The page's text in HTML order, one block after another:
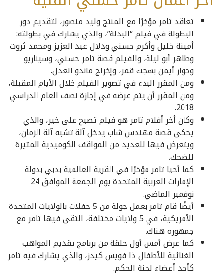
تعاقد تامر مؤخرًا مع المنتج وليد منصور، لتقديم دور
البطولة في فيلم “البدلة”، والذي يشارك في بطولته:
أمينة خليل وأكرم حسني ودلال عبد العزيز ومحمد ثروت
وطاهر أبو ليلة، والفيلم قصة تامر حسني، وسيناريو
وحوار أيمن بهجت قمر، وإخراج ماندو العدل.
ومن المقرر البدء في تصوير الفيلم خلال الأيام المقبلة،
ومن المقرر أن يتم عرضه في إجازة نصف العام الدراسي
2018.
وكان أخر أفلام تامر هو فيلم تصبح على خير، والذي
يحكي قصة مهندس شاب يدخل آلة تشبه آلة الزمان،
ويتعرض فيها للعديد من المواقف الكوميدية المثيرة
للضحك.
كما أحيا تامر مؤخرًا في القرية العالمية بدبي بدولة
الإمارات العربية المتحدة يوم الجمعة الموافق 24
نوفمبر الماضي.
أيضًا قام تامر بعمل جولة من 5 حفلات بالولايات المتحدة
الأمريكية، في 5 ولايات مختلفة، التقى فيها تامر مع
جمهوره هناك.
كما عرض أمس أول حلقة من برنامج تقديم المواهب
الغنائية للأطفال ذا فويس كيدز، والذي يشارك فيه تامر
كأحد أعضاء لجنة الحكم.